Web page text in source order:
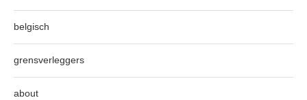
belgisch
grensverleggers
about